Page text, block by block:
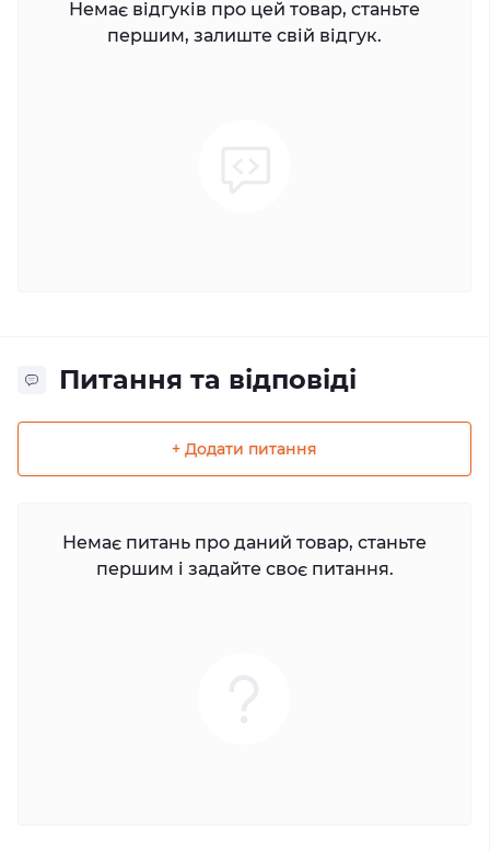
Немає відгуків про цей товар, станьте
першим, залиште свій відгук.
Питання та відповіді
+ Додати питання
Немає питань про даний товар, станьте
першим і задайте своє питання.